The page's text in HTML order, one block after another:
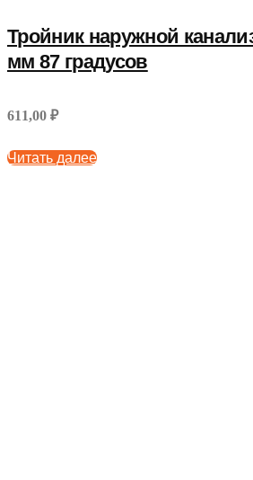
Тройник наружной
мм 87 градусов
611,00 ₽
Читать далее